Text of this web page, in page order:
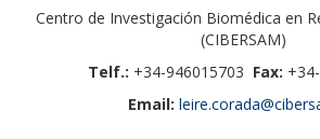
Centro de Investigación Biomédica en
(CIBERSAM)
Telf.: +34-946015703 Fax:
Email: